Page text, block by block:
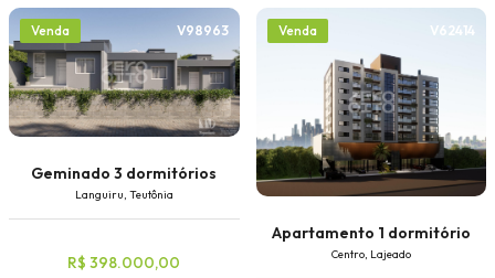
Venda V98963
Geminado 3 dormitórios
Languiru, Teutônia
R$ 398.000,00
Venda V62414
Apartamento 1 dormitório
Centro, Lajeado